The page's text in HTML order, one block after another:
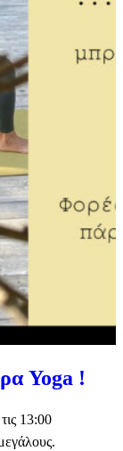
Yoga !
13:00